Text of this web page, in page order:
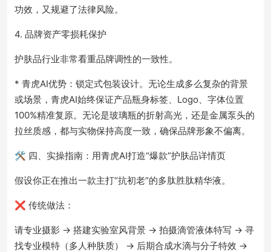
功效，又规避了法律风险。
4. 品牌资产零损耗保护
护肤品行业非常看重品牌调性的一致性。
* 青虎AI优势：锁定式包装设计。无论生成多么复杂的背景
或场景，青虎AI始终保证产品瓶身标签、Logo、字体位置
100%精准复原。无论是玻璃瓶的折射高光，还是金属泵头的
拉丝质感，都与实物保持高度一致，确保品牌形象不偏离。
🛠️ 四、实操指南：用青虎AI打造“爆款”护肤品详情页
假设你正在推出一款主打“抗初老”的多肽胜肽精华液。
❌ 传统做法：
请专业摄影 -> 搭建实验室风背景 -> 拍摄滴管液体特写 -> 寻
找专业模特（多人种肤质） -> 后期合成水滴与分子特效 ->